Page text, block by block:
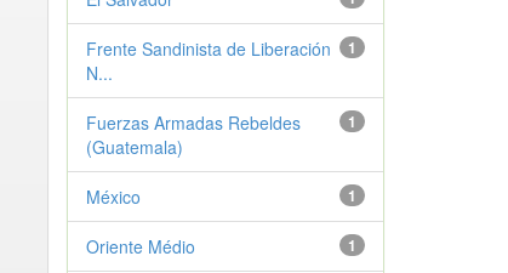
1
Frente Sandinista de Liberación
N...
1
Fuerzas Armadas Rebeldes
(Guatemala)
1
México
1
Oriente Médio